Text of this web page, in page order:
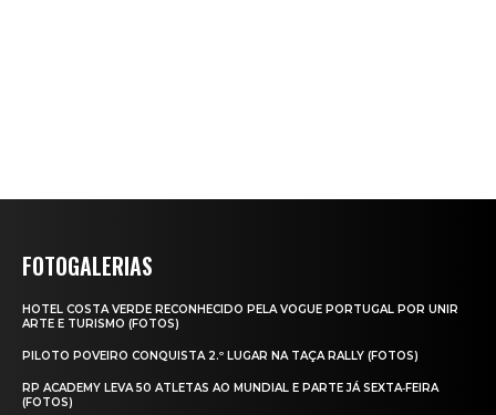
FOTOGALERIAS
HOTEL COSTA VERDE RECONHECIDO PELA VOGUE PORTUGAL POR UNIR
ARTE E TURISMO (FOTOS)
PILOTO POVEIRO CONQUISTA 2.º LUGAR NA TAÇA RALLY (FOTOS)
RP ACADEMY LEVA 50 ATLETAS AO MUNDIAL E PARTE JÁ SEXTA‑FEIRA
(FOTOS)